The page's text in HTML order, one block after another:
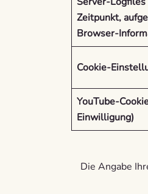
Zeitpunkt,
Browser-
Cookie-
YouTube-
Einwilligung)
Die Angabe